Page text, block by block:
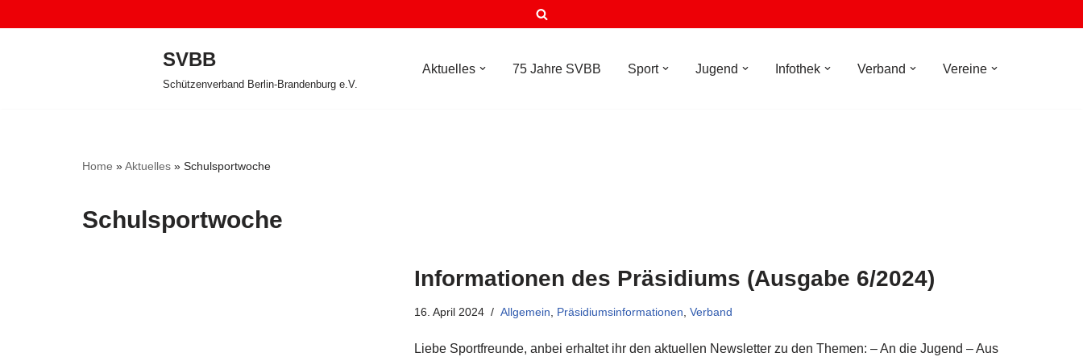
SVBB
Schützenverband Berlin-Brandenburg e.V.
Aktuelles 75 Jahre SVBB Sport Jugend Infothek Verband Vereine
Home »Aktuelles » Schulsportwoche
Schulsportwoche
Informationen des Präsidiums (Ausgabe 6/2024)
16. April 2024 Allgemein Präsidiumsinformationen Verband
Liebe Sportfreunde, anbei erhaltet ihr den aktuellen Newsletter zu den Themen: – An die Jugend – Aus